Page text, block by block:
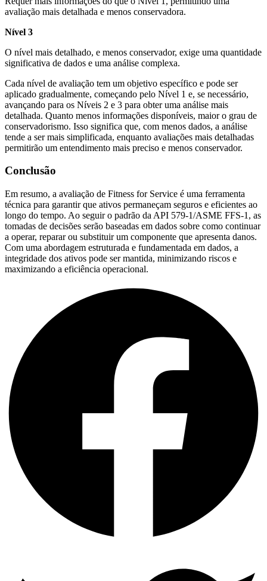
avaliação mais detalhada e menos conservadora.
Nível 3
O nível mais detalhado, e menos conservador, exige uma quantidade
significativa de dados e uma análise complexa.
Cada nível de avaliação tem um objetivo específico e pode ser
aplicado gradualmente, começando pelo Nível 1 e, se necessário,
avançando para os Níveis 2 e 3 para obter uma análise mais
detalhada. Quanto menos informações disponíveis, maior o grau de
conservadorismo. Isso significa que, com menos dados, a análise
tende a ser mais simplificada, enquanto avaliações mais detalhadas
permitirão um entendimento mais preciso e menos conservador.
Conclusão
Em resumo, a avaliação de Fitness for Service é uma ferramenta
técnica para garantir que ativos permaneçam seguros e eficientes ao
longo do tempo. Ao seguir o padrão da API 579-1/ASME FFS-1, as
tomadas de decisões serão baseadas em dados sobre como continuar
a operar, reparar ou substituir um componente que apresenta danos.
Com uma abordagem estruturada e fundamentada em dados, a
integridade dos ativos pode ser mantida, minimizando riscos e
maximizando a eficiência operacional.